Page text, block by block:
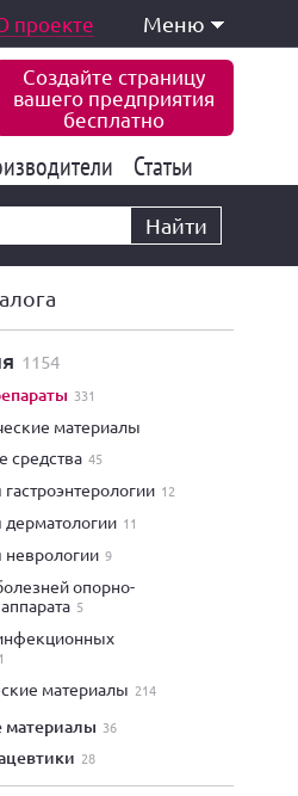
проекте Меню
Создайте страницу
вашего предприятия
бесплатно
832 6 770
Статьи
Найти
1154
331
материалы
средства 45
гастроэнтерологии 12
дерматологии 11
неврологии 9
5
материалы 214
материалы 36
28